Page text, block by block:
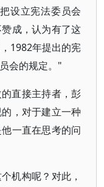
设立宪法委员会
成，认为有了这
1982年提出的宪
会的规定。"
直接主持者，彭
，对于建立一种
一直在思考的问
机构呢？对此，